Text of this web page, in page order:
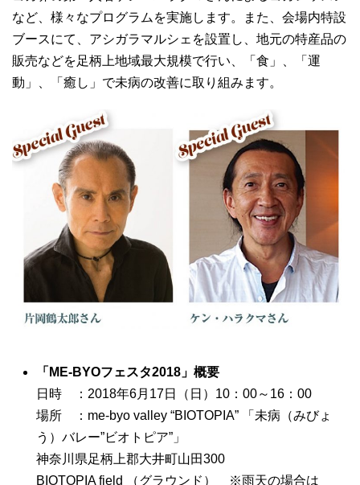
など、様々なプログラムを実施します。また、会場内特設
ブースにて、アシガラマルシェを設置し、地元の特産品の
販売などを足柄上地域最大規模で行い、「食」、「運
動」、「癒し」で未病の改善に取り組みます。
「ME-BYOフェスタ2018」概要
日時 ：2018年6月17日（日）10：00～16：00
場所 ：me-byo valley “BIOTOPIA” 「未病（みびょ
う）バレー”ビオトピア”」
神奈川県足柄上郡大井町山田300
BIOTOPIA field （グラウンド） ※雨天の場合は